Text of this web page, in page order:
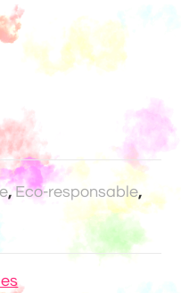
,Eco-responsable,